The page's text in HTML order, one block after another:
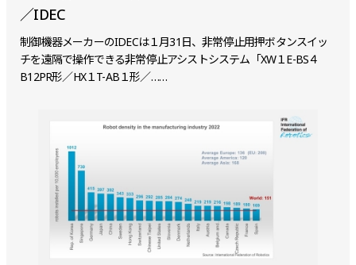
／IDEC
制御機器メーカーのIDECは１月31日、非常停止用押ボタンスイッ
チを遠隔で操作できる非常停止アシストシステム「XW１E-BS４
B12PR形／HX１T-AB１形／……